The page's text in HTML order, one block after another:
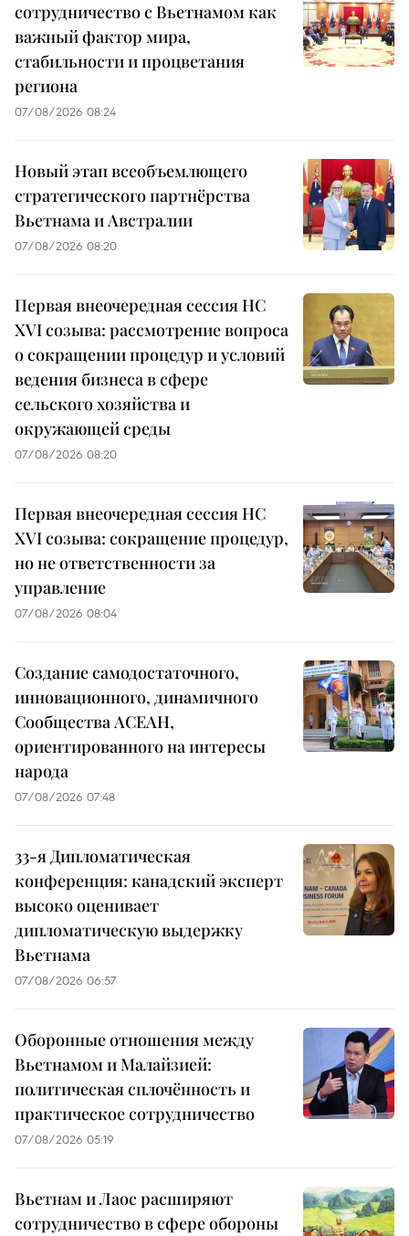
сотрудничество с Вьетнамом как
важный фактор мира,
стабильности и процветания
региона
07/08/2026 08:24
Новый этап всеобъемлющего
стратегического партнёрства
Вьетнама и Австралии
07/08/2026 08:20
Первая внеочередная сессия НС
XVI созыва: рассмотрение вопроса
о сокращении процедур и условий
ведения бизнеса в сфере
сельского хозяйства и
окружающей среды
07/08/2026 08:20
Первая внеочередная сессия НС
XVI созыва: сокращение процедур,
но не ответственности за
управление
07/08/2026 08:04
Создание самодостаточного,
инновационного, динамичного
Сообщества АСЕАН,
ориентированного на интересы
народа
07/08/2026 07:48
33-я Дипломатическая
конференция: канадский эксперт
высоко оценивает
дипломатическую выдержку
Вьетнама
07/08/2026 06:57
Оборонные отношения между
Вьетнамом и Малайзией:
политическая сплочённость и
практическое сотрудничество
07/08/2026 05:19
Вьетнам и Лаос расширяют
сотрудничество в сфере обороны